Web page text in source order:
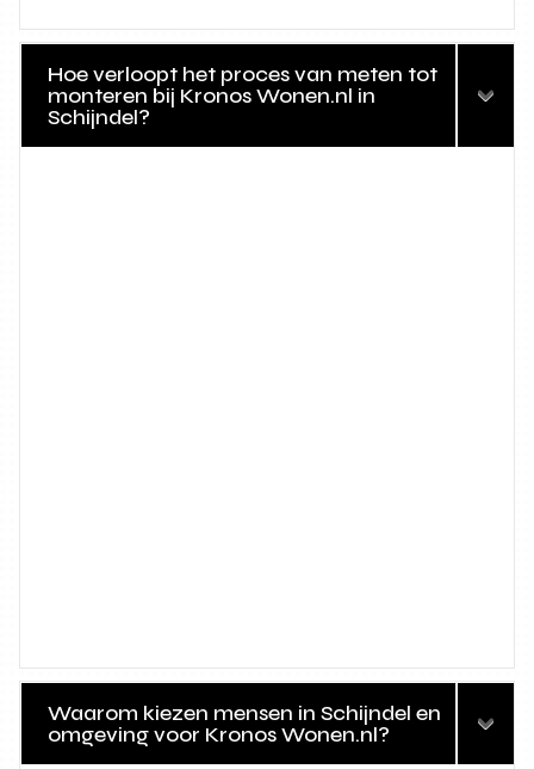
Hoe verloopt het proces van meten tot
monteren bij Kronos Wonen.nl in
Schijndel?
Waarom kiezen mensen in Schijndel en
omgeving voor Kronos Wonen.nl?